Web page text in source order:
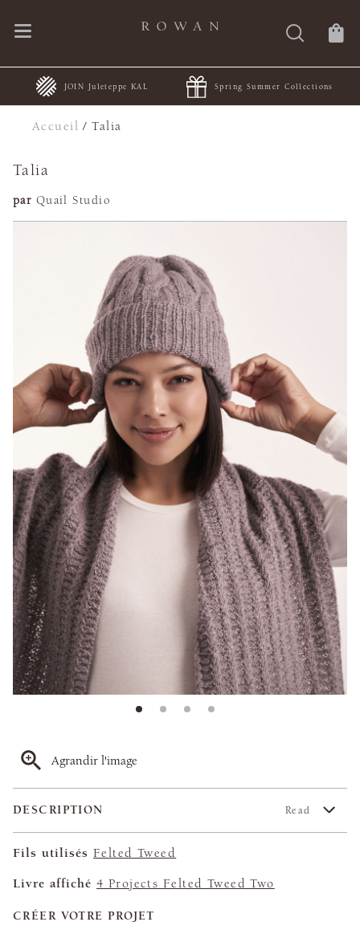
JOIN Juleteppe KAL Spring Summer Collections
Accueil /Talia
Talia
par Quail Studio
Agrandir l'image
DESCRIPTION Read
Fils utilisés Felted Tweed
Livre affiché 4 Projects Felted Tweed Two
CRÉER VOTRE PROJET